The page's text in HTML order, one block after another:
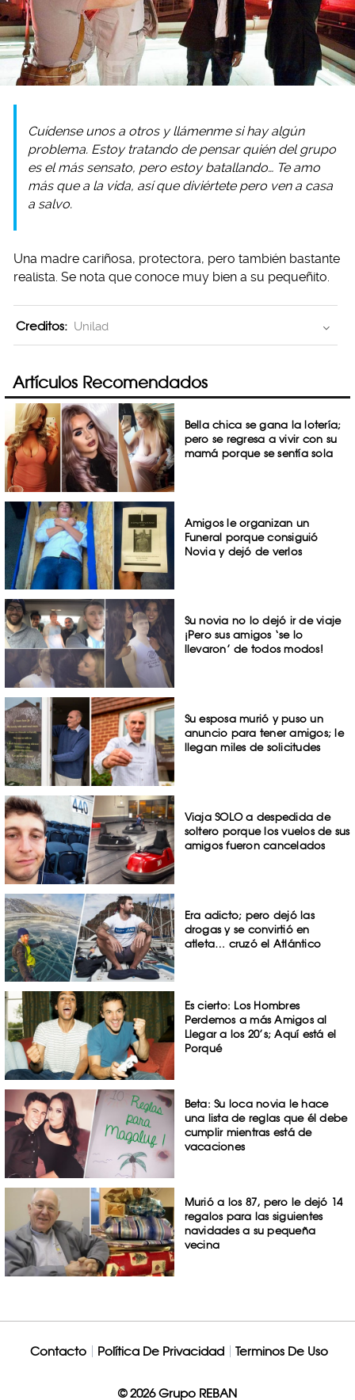
Cuídense unos a otros y llámenme si hay algún
problema. Estoy tratando de pensar quién del grupo
es el más sensato, pero estoy batallando… Te amo
más que a la vida, así que diviértete pero ven a casa
a salvo.
Una madre cariñosa, protectora, pero también bastante
realista. Se nota que conoce muy bien a su pequeñito.
Creditos: Unilad
Artículos Recomendados
Bella chica se gana la lotería;
pero se regresa a vivir con su
mamá porque se sentía sola
Amigos le organizan un
Funeral porque consiguió
Novia y dejó de verlos
Su novia no lo dejó ir de viaje
¡Pero sus amigos ‘se lo
llevaron’ de todos modos!
Su esposa murió y puso un
anuncio para tener amigos; le
llegan miles de solicitudes
Viaja SOLO a despedida de
soltero porque los vuelos de sus
amigos fueron cancelados
Era adicto; pero dejó las
drogas y se convirtió en
atleta… cruzó el Atlántico
Es cierto: Los Hombres
Perdemos a más Amigos al
Llegar a los 20’s; Aquí está el
Porqué
Beta: Su loca novia le hace
una lista de reglas que él debe
cumplir mientras está de
vacaciones
Murió a los 87, pero le dejó 14
regalos para las siguientes
navidades a su pequeña
vecina
Contacto Política De Privacidad Terminos De Uso
© 2026 Grupo REBAN